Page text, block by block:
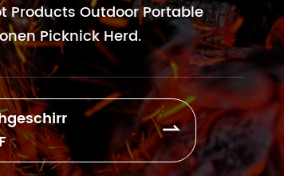
Products Outdoor Portable
Picknick Herd.
